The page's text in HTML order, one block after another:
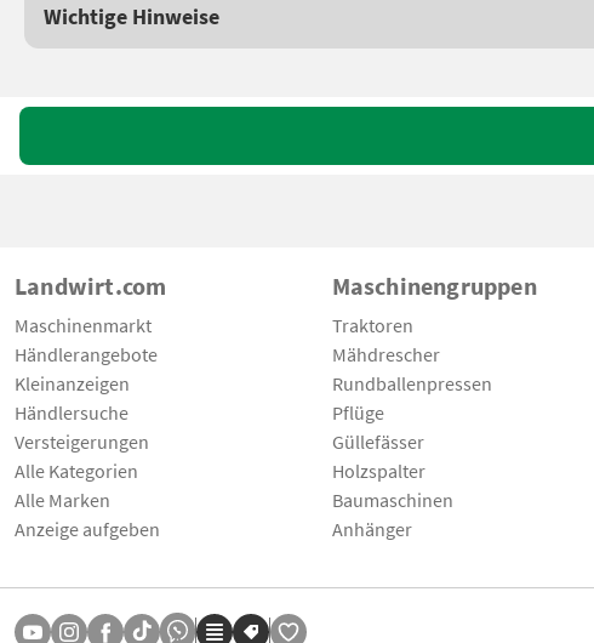
Wichtige Hinweise
Landwirt.com
Maschinenmarkt
Händlerangebote
Kleinanzeigen
Händlersuche
Versteigerungen
Alle Kategorien
Alle Marken
Anzeige aufgeben
Maschinengruppen
Traktoren
Mähdrescher
Rundballenpressen
Pflüge
Güllefässer
Holzspalter
Baumaschinen
Anhänger